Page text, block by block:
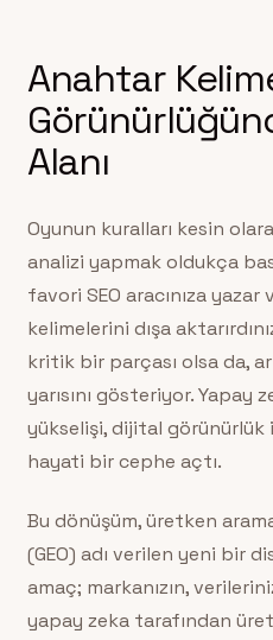
Anahtar
Alanı
Oyunun kuralları kesin
analizi yapmak oldukça
favori SEO aracınıza
kelimelerini dışa
kritik bir parçası olsa da,
yarısını gösteriyor. Yapay
yükselişi, dijital
hayati bir cephe açtı.
Bu dönüşüm, üretken
(GEO) adı verilen yeni bir
amaç; markanızın,
yapay zeka tarafından